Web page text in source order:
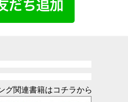
グ関連書籍はコチラから